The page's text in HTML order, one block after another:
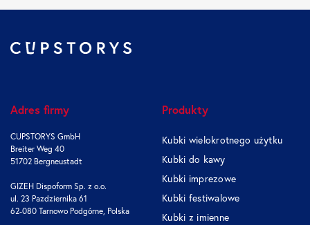
Adres firmy
CUPSTORYS GmbH
Breiter Weg 40
51702 Bergneustadt
GIZEH Dispoform Sp. z o.o.
ul. 23 Pazdziernika 61
62-080 Tarnowo Podgórne, Polska
Produkty
Kubki wielokrotnego użytku
Kubki do kawy
Kubki imprezowe
Kubki festiwalowe
Kubki z imienne